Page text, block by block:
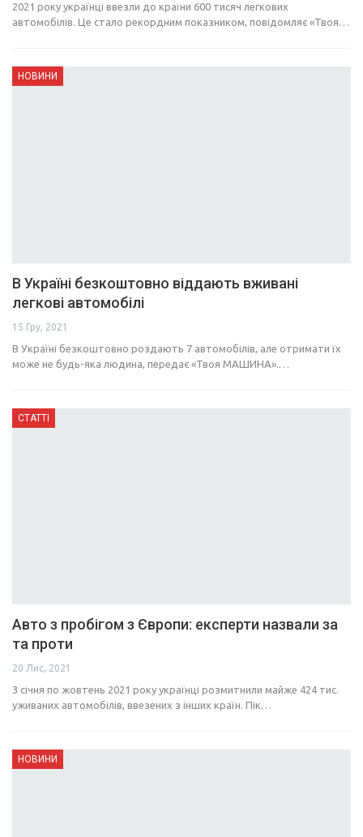
2021 року українці ввезли до країни 600 тисяч легкових
автомобілів. Це стало рекордним показником, повідомляє «Твоя…
НОВИНИ
В Україні безкоштовно віддають вживані
легкові автомобілі
15 Гру, 2021
В Україні безкоштовно роздають 7 автомобілів, але отримати їх
може не будь-яка людина, передає «Твоя МАШИНА».…
СТАТТІ
Авто з пробігом з Європи: експерти назвали за
та проти
20 Лис, 2021
З січня по жовтень 2021 року українці розмитнили майже 424 тис.
уживаних автомобілів, ввезених з інших країн. Пік…
НОВИНИ